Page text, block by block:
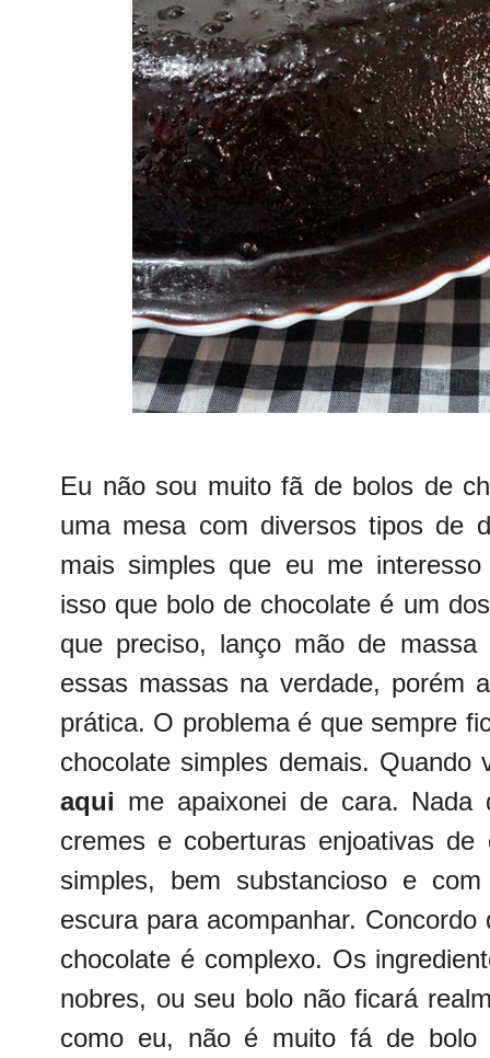
Eu não sou muito fã de bolos de
uma mesa com diversos tipos de
mais simples que eu me
isso que bolo de chocolate é um
que preciso, lanço mão de
essas massas na verdade, porém
prática. O problema é que sempre
chocolate simples demais.
aqui me apaixonei de cara. Nada
cremes e coberturas enjoativas de
simples, bem substancioso e
escura para acompanhar.
chocolate é complexo. Os
nobres, ou seu bolo não ficará
como eu, não é muito fá de bolo